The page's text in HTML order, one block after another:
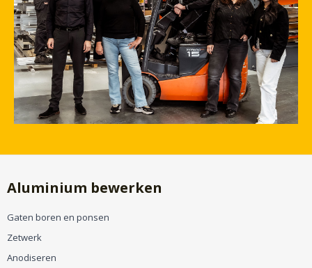
Aluminium bewerken
Gaten boren en ponsen
Zetwerk
Anodiseren